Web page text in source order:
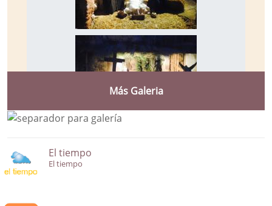
Más Galeria
El tiempo
El tiempo